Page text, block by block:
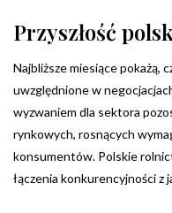
Przyszłość
Najbliższe miesiące pokażą,
uwzględnione w
wyzwaniem dla sektora
rynkowych, rosnących
konsumentów. Polskie
łączenia konkurencyjności z